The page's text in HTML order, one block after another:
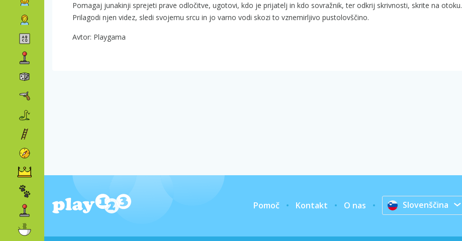
Pomagaj junakinji sprejeti prave odločitve, ugotovi, kdo je prijatelj in kdo sovražnik, ter odkrij skrivnosti, skrite na otoku.
Prilagodi njen videz, sledi svojemu srcu in jo varno vodi skozi to vznemirljivo pustolovščino.
Avtor: Playgama
Pomoč Kontakt O nas Slovenščina